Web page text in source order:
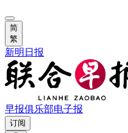
简
繁
新明日报
早报俱乐部电子报
订阅